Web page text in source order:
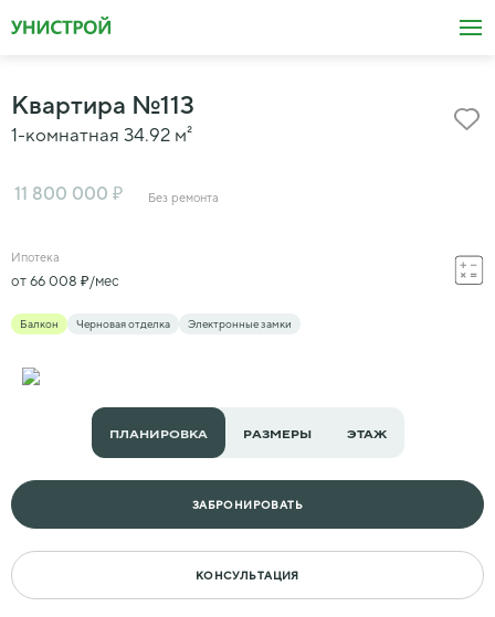
Квартира №113
1-комнатная 34.92 м²
11 800 000 ₽ Без ремонта
Ипотека
от66 008 ₽/мес
Балкон Черновая отделка Электронные замки
ПЛАНИРОВКА РАЗМЕРЫ ЭТАЖ
ЗАБРОНИРОВАТЬ
КОНСУЛЬТАЦИЯ